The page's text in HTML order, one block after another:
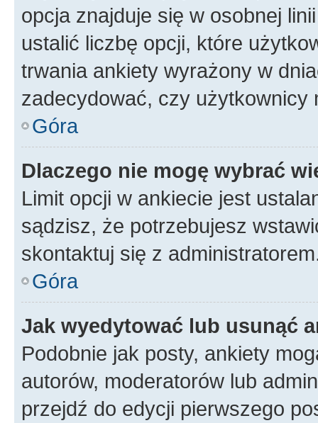
opcja znajduje się w osobnej
ustalić liczbę opcji, które
trwania ankiety wyrażony w
zadecydować, czy użytkownicy
Góra
Dlaczego nie mogę wybrać
Limit opcji w ankiecie jest
sądzisz, że potrzebujesz
skontaktuj się z
Góra
Jak wyedytować lub usunąć
Podobnie jak posty, ankiety
autorów, moderatorów lub
przejdź do edycji pierwszego